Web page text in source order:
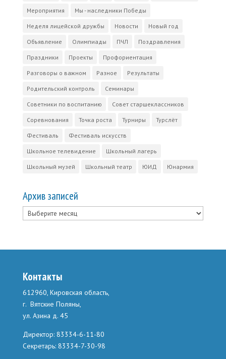
Мероприятия Мы - наследники Победы
Неделя лицейской дружбы Новости Новый год
Объявление Олимпиады ПЧЛ Поздравления
Праздники Проекты Профориентация
Разговоры о важном Разное Результаты
Родительский контроль Семинары
Советники по воспитанию Совет старшеклассников
Соревнования Точка роста Турниры Турслёт
Фестиваль Фестиваль искусств
Школьное телевидение Школьный лагерь
Школьный музей Школьный театр ЮИД Юнармия
Архив записей
Архив
записей
Контакты
612960, Кировская область,
г. Вятские Поляны,
ул. Азина д. 45
Директор: 83334-6-11-80
Секретарь: 83334-7-30-98